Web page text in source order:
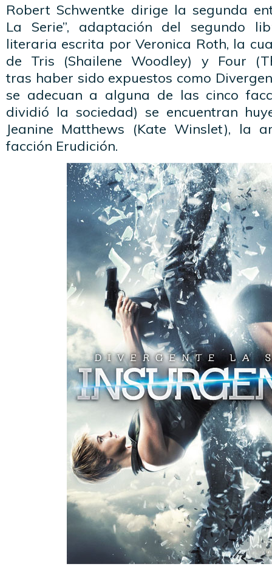
Robert Schwentke dirige la segunda
La Serie”, adaptación del segundo
literaria escrita por Veronica Roth, la
de Tris (Shailene Woodley) y Four
tras haber sido expuestos como
se adecuan a alguna de las cinco
dividió la sociedad) se encuentran
Jeanine Matthews (Kate Winslet), la
facción Erudición.